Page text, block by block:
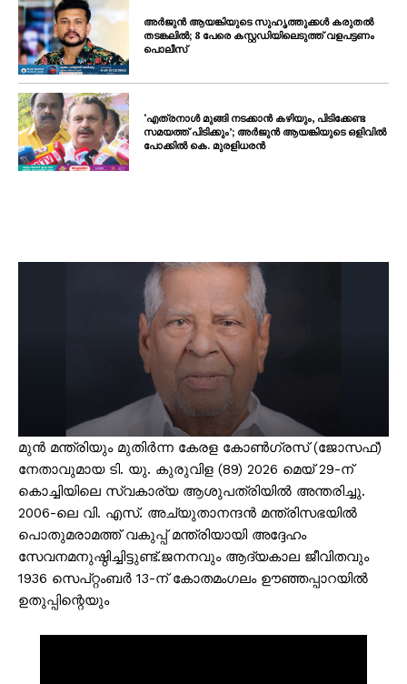
അർജുൻ ആയങ്കിയുടെ സുഹൃത്തുക്കൾ കരുതൽ
തടങ്കലിൽ; 8 പേരെ കസ്റ്റഡിയിലെടുത്ത് വളപട്ടണം
പൊലീസ്
‘എത്രനാൾ മുങ്ങി നടക്കാൻ കഴിയും, പിടിക്കേണ്ട
സമയത്ത് പിടിക്കും’; അർജുൻ ആയങ്കിയുടെ ഒളിവിൽ
പോക്കിൽ കെ. മുരളിധരൻ
മുൻ മന്ത്രിയും മുതിർന്ന കേരള കോൺഗ്രസ് (ജോസഫ്)
നേതാവുമായ ടി. യു. കുരുവിള (89) 2026 മെയ് 29-ന്
കൊച്ചിയിലെ സ്വകാര്യ ആശുപത്രിയിൽ അന്തരിച്ചു.
2006-ലെ വി. എസ്. അച്യുതാനന്ദൻ മന്ത്രിസഭയിൽ
പൊതുമരാമത്ത് വകുപ്പ് മന്ത്രിയായി അദ്ദേഹം
സേവനമനുഷ്ഠിച്ചിട്ടുണ്ട്.ജനനവും ആദ്യകാല ജീവിതവും
1936 സെപ്റ്റംബർ 13-ന് കോതമംഗലം ഊഞ്ഞപ്പാറയിൽ
ഉതുപ്പിന്റെയും